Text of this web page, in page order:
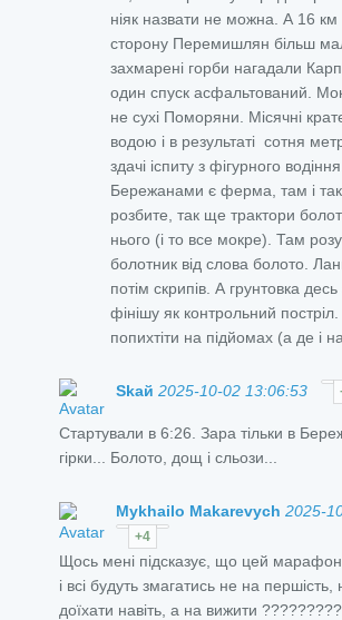
ніяк назвати не можна. А 16 км
сторону Перемишлян більш
захмарені горби нагадали
один спуск асфальтований.
не сухі Поморяни. Місячні
водою і в результаті сотня
здачі іспиту з фігурного
Бережанами є ферма, там і так
розбите, так ще трактори
нього (і то все мокре). Там
болотник від слова болото.
потім скрипів. А грунтовка
фінішу як контрольний
попихтіти на підйомах (а де і
Skай 2025-10-02 13:06:53
Стартували в 6:26. Зара тільки в
гірки... Болото, дощ і сльози...
Mykhailo Makarevych 2025-
+4
Щось мені підсказує, що цей марафон
і всі будуть змагатись не на
доїхати навіть, а на вижити